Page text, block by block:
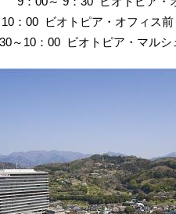
00 ビオトピア・オフィス前
10：00 ビオトピア・マルシ